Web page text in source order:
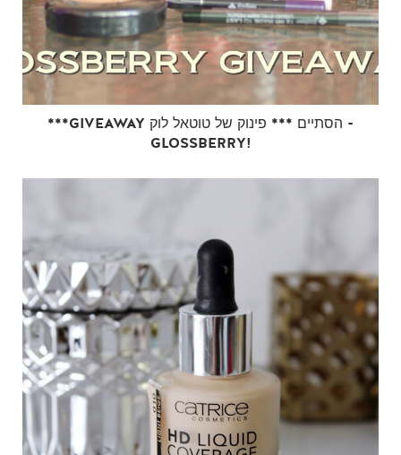
***GIVEAWAY הסתיים *** פינוק של טוטאל לוק -
GLOSSBERRY!